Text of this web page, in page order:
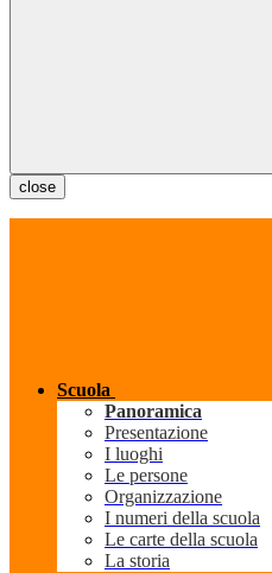
close
Scuola
Panoramica
Presentazione
I luoghi
Le persone
Organizzazione
I numeri della scuola
Le carte della scuola
La storia